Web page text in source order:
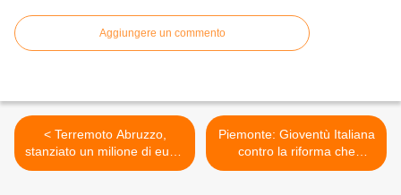
Aggiungere un commento
< Terremoto Abruzzo,
stanziato un milione di euro.
Ma per il terremoto di 25
Piemonte: Gioventù Italiana
contro la riforma che
ostacolerà l'accesso alla